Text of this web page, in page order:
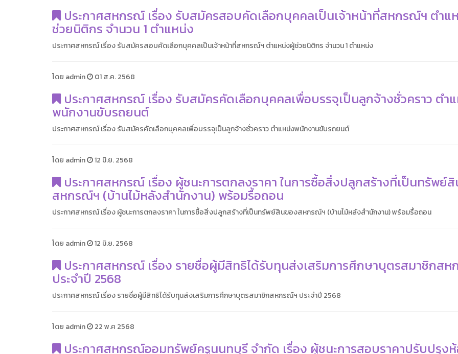
ประกาศสหกรณ์ เรื่อง รับสมัครสอบคัดเลือกบุคคลเป็นเจ้าหน้าที่สหกรณ์ฯ ตำแ
ช่วยนิติกร จำนวน 1 ตำแหน่ง
ประกาศสหกรณ์ เรื่อง รับสมัครสอบคัดเลือกบุคคลเป็นเจ้าหน้าที่สหกรณ์ฯ ตำแหน่งผู้ช่วยนิติกร จำนวน 1 ตำแหน่ง
โดย admin 01 ส.ค. 2568
ประกาศสหกรณ์ เรื่อง รับสมัครคัดเลือกบุคคลเพื่อบรรจุเป็นลูกจ้างชั่วคราว ตำ
พนักงานขับรถยนต์
ประกาศสหกรณ์ เรื่อง รับสมัครคัดเลือกบุคคลเพื่อบรรจุเป็นลูกจ้างชั่วคราว ตำแหน่งพนักงานขับรถยนต์
โดย admin 12 มิ.ย. 2568
ประกาศสหกรณ์ เรื่อง ผู้ชนะการตกลงราคา ในการซื้อสิ่งปลูกสร้างที่เป็นทรัพย์
สหกรณ์ฯ (บ้านไม้หลังสำนักงาน) พร้อมรื้อถอน
ประกาศสหกรณ์ เรื่อง ผู้ชนะการตกลงราคา ในการซื้อสิ่งปลูกสร้างที่เป็นทรัพย์สินของสหกรณ์ฯ (บ้านไม้หลังสำนักงาน) พร้อมรื้อถอน
โดย admin 12 มิ.ย. 2568
ประกาศสหกรณ์ เรื่อง รายชื่อผู้มีสิทธิได้รับทุนส่งเสริมการศึกษาบุตรสมาชิกส
ประจำปี 2568
ประกาศสหกรณ์ เรื่อง รายชื่อผู้มีสิทธิได้รับทุนส่งเสริมการศึกษาบุตรสมาชิกสหกรณ์ฯ ประจำปี 2568
โดย admin 22 พ.ค 2568
ประกาศสหกรณ์ออมทรัพย์ครูนนทบุรี จำกัด เรื่อง ผู้ชนะการสอบราคาปรับปรุง